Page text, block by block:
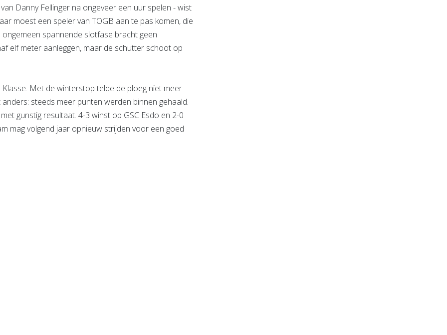
Danny Fellinger na ongeveer een uur spelen - wist
moest een speler van TOGB aan te pas komen, die
spannende slotfase bracht geen
elf meter aanleggen, maar de schutter schoot op
Met de winterstop telde de ploeg niet meer
steeds meer punten werden binnen gehaald.
gunstig resultaat. 4-3 winst op GSC Esdo en 2-0
mag volgend jaar opnieuw strijden voor een goed